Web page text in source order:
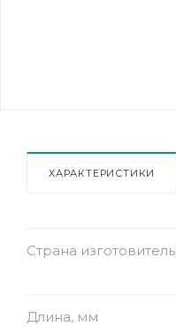
ХАРАКТЕРИСТИКИ
Страна изготовитель
Длина, мм